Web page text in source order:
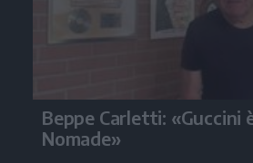
Beppe Carletti: «Guccini
Nomade»